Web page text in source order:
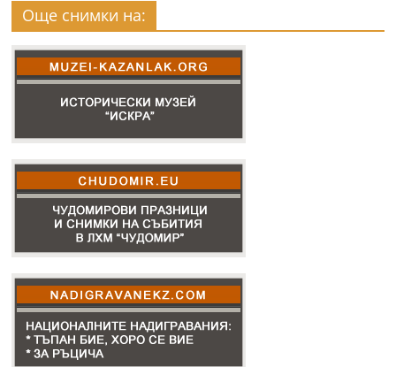
Още снимки на: